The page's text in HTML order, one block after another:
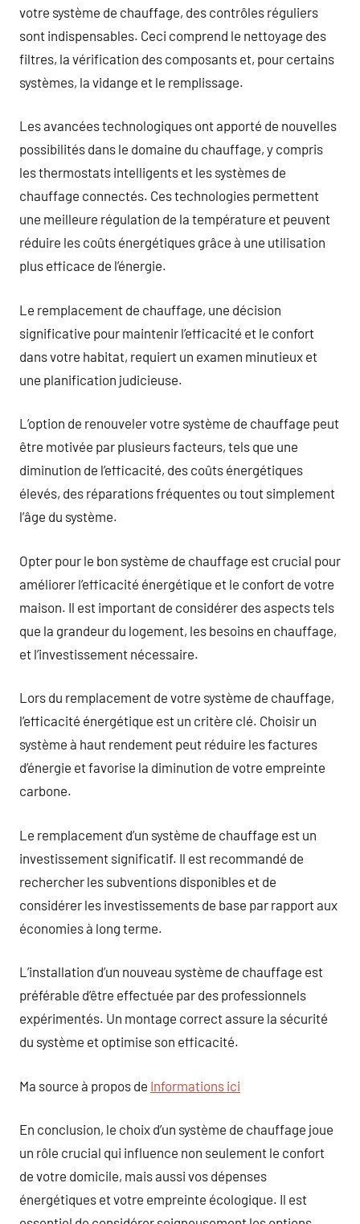
votre système de chauffage, des contrôles réguliers
sont indispensables. Ceci comprend le nettoyage des
filtres, la vérification des composants et, pour certains
systèmes, la vidange et le remplissage.
Les avancées technologiques ont apporté de nouvelles
possibilités dans le domaine du chauffage, y compris
les thermostats intelligents et les systèmes de
chauffage connectés. Ces technologies permettent
une meilleure régulation de la température et peuvent
réduire les coûts énergétiques grâce à une utilisation
plus efficace de l’énergie.
Le remplacement de chauffage, une décision
significative pour maintenir l’efficacité et le confort
dans votre habitat, requiert un examen minutieux et
une planification judicieuse.
L’option de renouveler votre système de chauffage peut
être motivée par plusieurs facteurs, tels que une
diminution de l’efficacité, des coûts énergétiques
élevés, des réparations fréquentes ou tout simplement
l’âge du système.
Opter pour le bon système de chauffage est crucial pour
améliorer l’efficacité énergétique et le confort de votre
maison. Il est important de considérer des aspects tels
que la grandeur du logement, les besoins en chauffage,
et l’investissement nécessaire.
Lors du remplacement de votre système de chauffage,
l’efficacité énergétique est un critère clé. Choisir un
système à haut rendement peut réduire les factures
d’énergie et favorise la diminution de votre empreinte
carbone.
Le remplacement d’un système de chauffage est un
investissement significatif. Il est recommandé de
rechercher les subventions disponibles et de
considérer les investissements de base par rapport aux
économies à long terme.
L’installation d’un nouveau système de chauffage est
préférable d’être effectuée par des professionnels
expérimentés. Un montage correct assure la sécurité
du système et optimise son efficacité.
Ma source à propos de Informations ici
En conclusion, le choix d’un système de chauffage joue
un rôle crucial qui influence non seulement le confort
de votre domicile, mais aussi vos dépenses
énergétiques et votre empreinte écologique. Il est